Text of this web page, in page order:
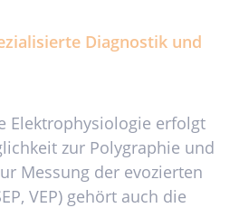
Diagnostik und
Elektrophysiologie erfolgt
zur Polygraphie und
Messung der evozierten
VEP) gehört auch die